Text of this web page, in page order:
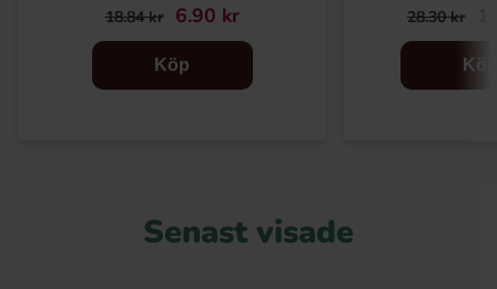
18.84 kr 6.90 kr
Köp
28.30 kr
Köp
Senast visade